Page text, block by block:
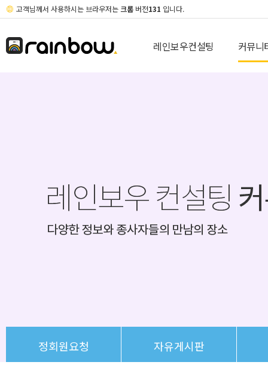
고객님께서 사용하시는 브라우저는 크롬 버전131 입니다.
레인보우컨설팅 커뮤니
정회원요청 자유게시판